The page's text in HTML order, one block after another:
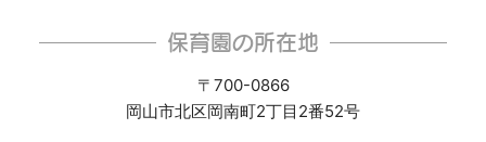
保育園の所在地
〒700-0866
岡山市北区岡南町2丁目2番52号